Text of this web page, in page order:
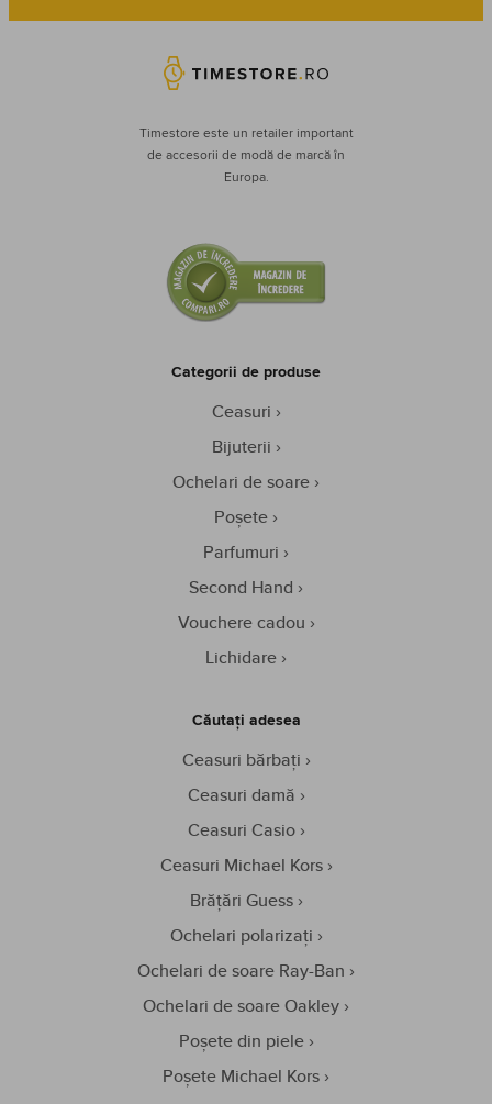
Timestore este un retailer important
de accesorii de modă de marcă în
Europa.
Categorii de produse
Ceasuri
Bijuterii
Ochelari de soare
Poșete
Parfumuri
Second Hand
Vouchere cadou
Lichidare
Căutați adesea
Ceasuri bărbați
Ceasuri damă
Ceasuri Casio
Ceasuri Michael Kors
Brățări Guess
Ochelari polarizați
Ochelari de soare Ray-Ban
Ochelari de soare Oakley
Poșete din piele
Poșete Michael Kors